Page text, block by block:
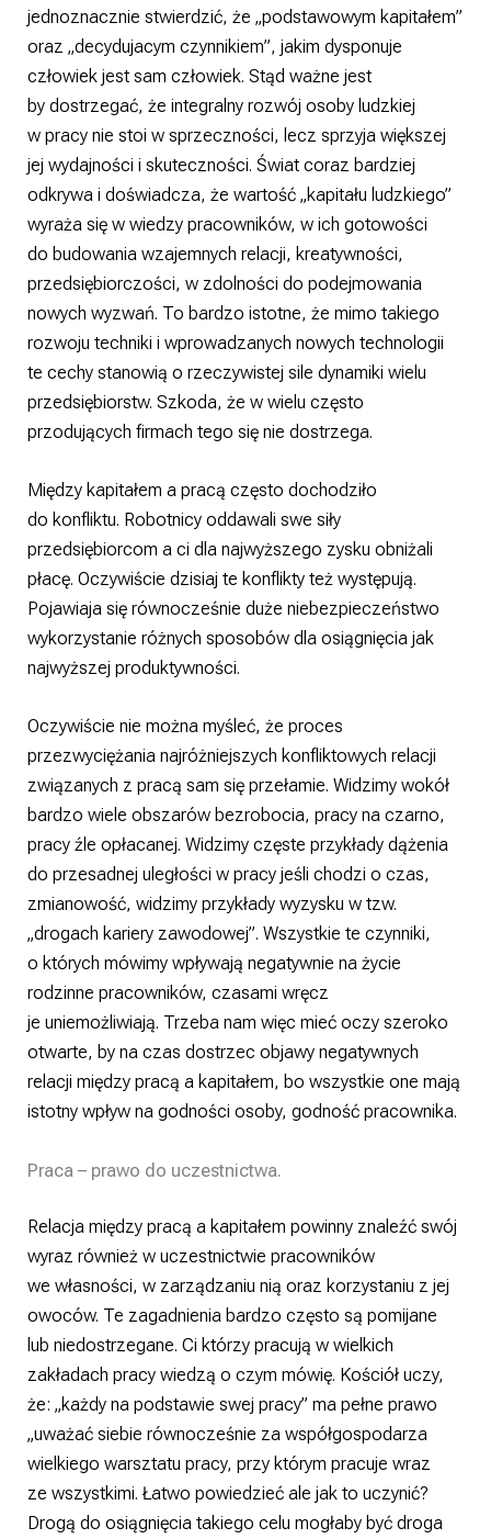
jednoznacznie stwierdzić, że „podstawowym kapitałem”
oraz „decydujacym czynnikiem”, jakim dysponuje
człowiek jest sam człowiek. Stąd ważne jest
by dostrzegać, że integralny rozwój osoby ludzkiej
w pracy nie stoi w sprzeczności, lecz sprzyja większej
jej wydajności i skuteczności. Świat coraz bardziej
odkrywa i doświadcza, że wartość „kapitału ludzkiego”
wyraża się w wiedzy pracowników, w ich gotowości
do budowania wzajemnych relacji, kreatywności,
przedsiębiorczości, w zdolności do podejmowania
nowych wyzwań. To bardzo istotne, że mimo takiego
rozwoju techniki i wprowadzanych nowych technologii
te cechy stanowią o rzeczywistej sile dynamiki wielu
przedsiębiorstw. Szkoda, że w wielu często
przodujących firmach tego się nie dostrzega.
Między kapitałem a pracą często dochodziło
do konfliktu. Robotnicy oddawali swe siły
przedsiębiorcom a ci dla najwyższego zysku obniżali
płacę. Oczywiście dzisiaj te konflikty też występują.
Pojawiaja się równocześnie duże niebezpieczeństwo
wykorzystanie różnych sposobów dla osiągnięcia jak
najwyższej produktywności.
Oczywiście nie można myśleć, że proces
przezwyciężania najróżniejszych konfliktowych relacji
związanych z pracą sam się przełamie. Widzimy wokół
bardzo wiele obszarów bezrobocia, pracy na czarno,
pracy źle opłacanej. Widzimy częste przykłady dążenia
do przesadnej uległości w pracy jeśli chodzi o czas,
zmianowość, widzimy przykłady wyzysku w tzw.
„drogach kariery zawodowej”. Wszystkie te czynniki,
o których mówimy wpływają negatywnie na życie
rodzinne pracowników, czasami wręcz
je uniemożliwiają. Trzeba nam więc mieć oczy szeroko
otwarte, by na czas dostrzec objawy negatywnych
relacji między pracą a kapitałem, bo wszystkie one mają
istotny wpływ na godności osoby, godność pracownika.
Praca – prawo do uczestnictwa.
Relacja między pracą a kapitałem powinny znaleźć swój
wyraz również w uczestnictwie pracowników
we własności, w zarządzaniu nią oraz korzystaniu z jej
owoców. Te zagadnienia bardzo często są pomijane
lub niedostrzegane. Ci którzy pracują w wielkich
zakładach pracy wiedzą o czym mówię. Kościół uczy,
że: „każdy na podstawie swej pracy” ma pełne prawo
„uważać siebie równocześnie za współgospodarza
wielkiego warsztatu pracy, przy którym pracuje wraz
ze wszystkimi. Łatwo powiedzieć ale jak to uczynić?
Drogą do osiągnięcia takiego celu mogłaby być droga